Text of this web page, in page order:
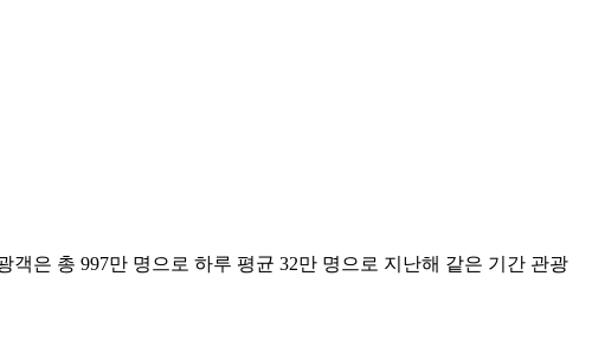
은 총 997만 명으로 하루 평균 32만 명으로 지난해 같은 기간 관광